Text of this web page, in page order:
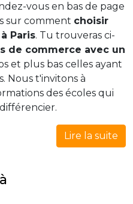
vous en bas de page
sur comment choisir
Paris. Tu trouveras ci-
de commerce avec un
et plus bas celles ayant
Nous t'invitons à
des écoles qui
Lire la suite